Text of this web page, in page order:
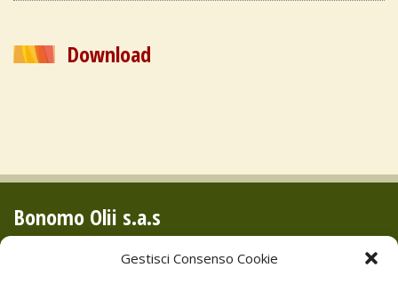
Gestisci Consenso Cookie
Download
Bonomo Olii s.a.s
P.IVA 04679730822